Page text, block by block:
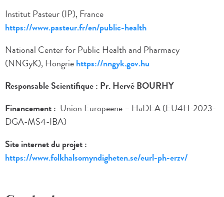
Institut Pasteur (IP), France
https://www.pasteur.fr/en/public-health
National Center for Public Health and Pharmacy
(NNGyK), Hongriehttps://nngyk.gov.hu
Responsable Scientifique : Pr. Hervé BOURHY
Financement : Union Europeene – HaDEA (EU4H-2023-
DGA-MS4-IBA)
Site internet du projet :
https://www.folkhalsomyndigheten.se/eurl-ph-erzv/